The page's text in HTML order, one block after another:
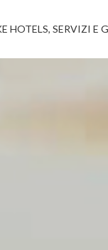
HOTELS, SERVIZI E